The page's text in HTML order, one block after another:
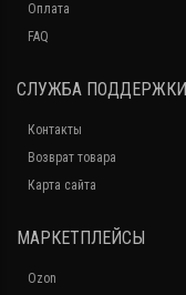
Оплата
FAQ
СЛУЖБА ПОДДЕРЖКИ
Контакты
Возврат товара
Карта сайта
МАРКЕТПЛЕЙСЫ
Ozon